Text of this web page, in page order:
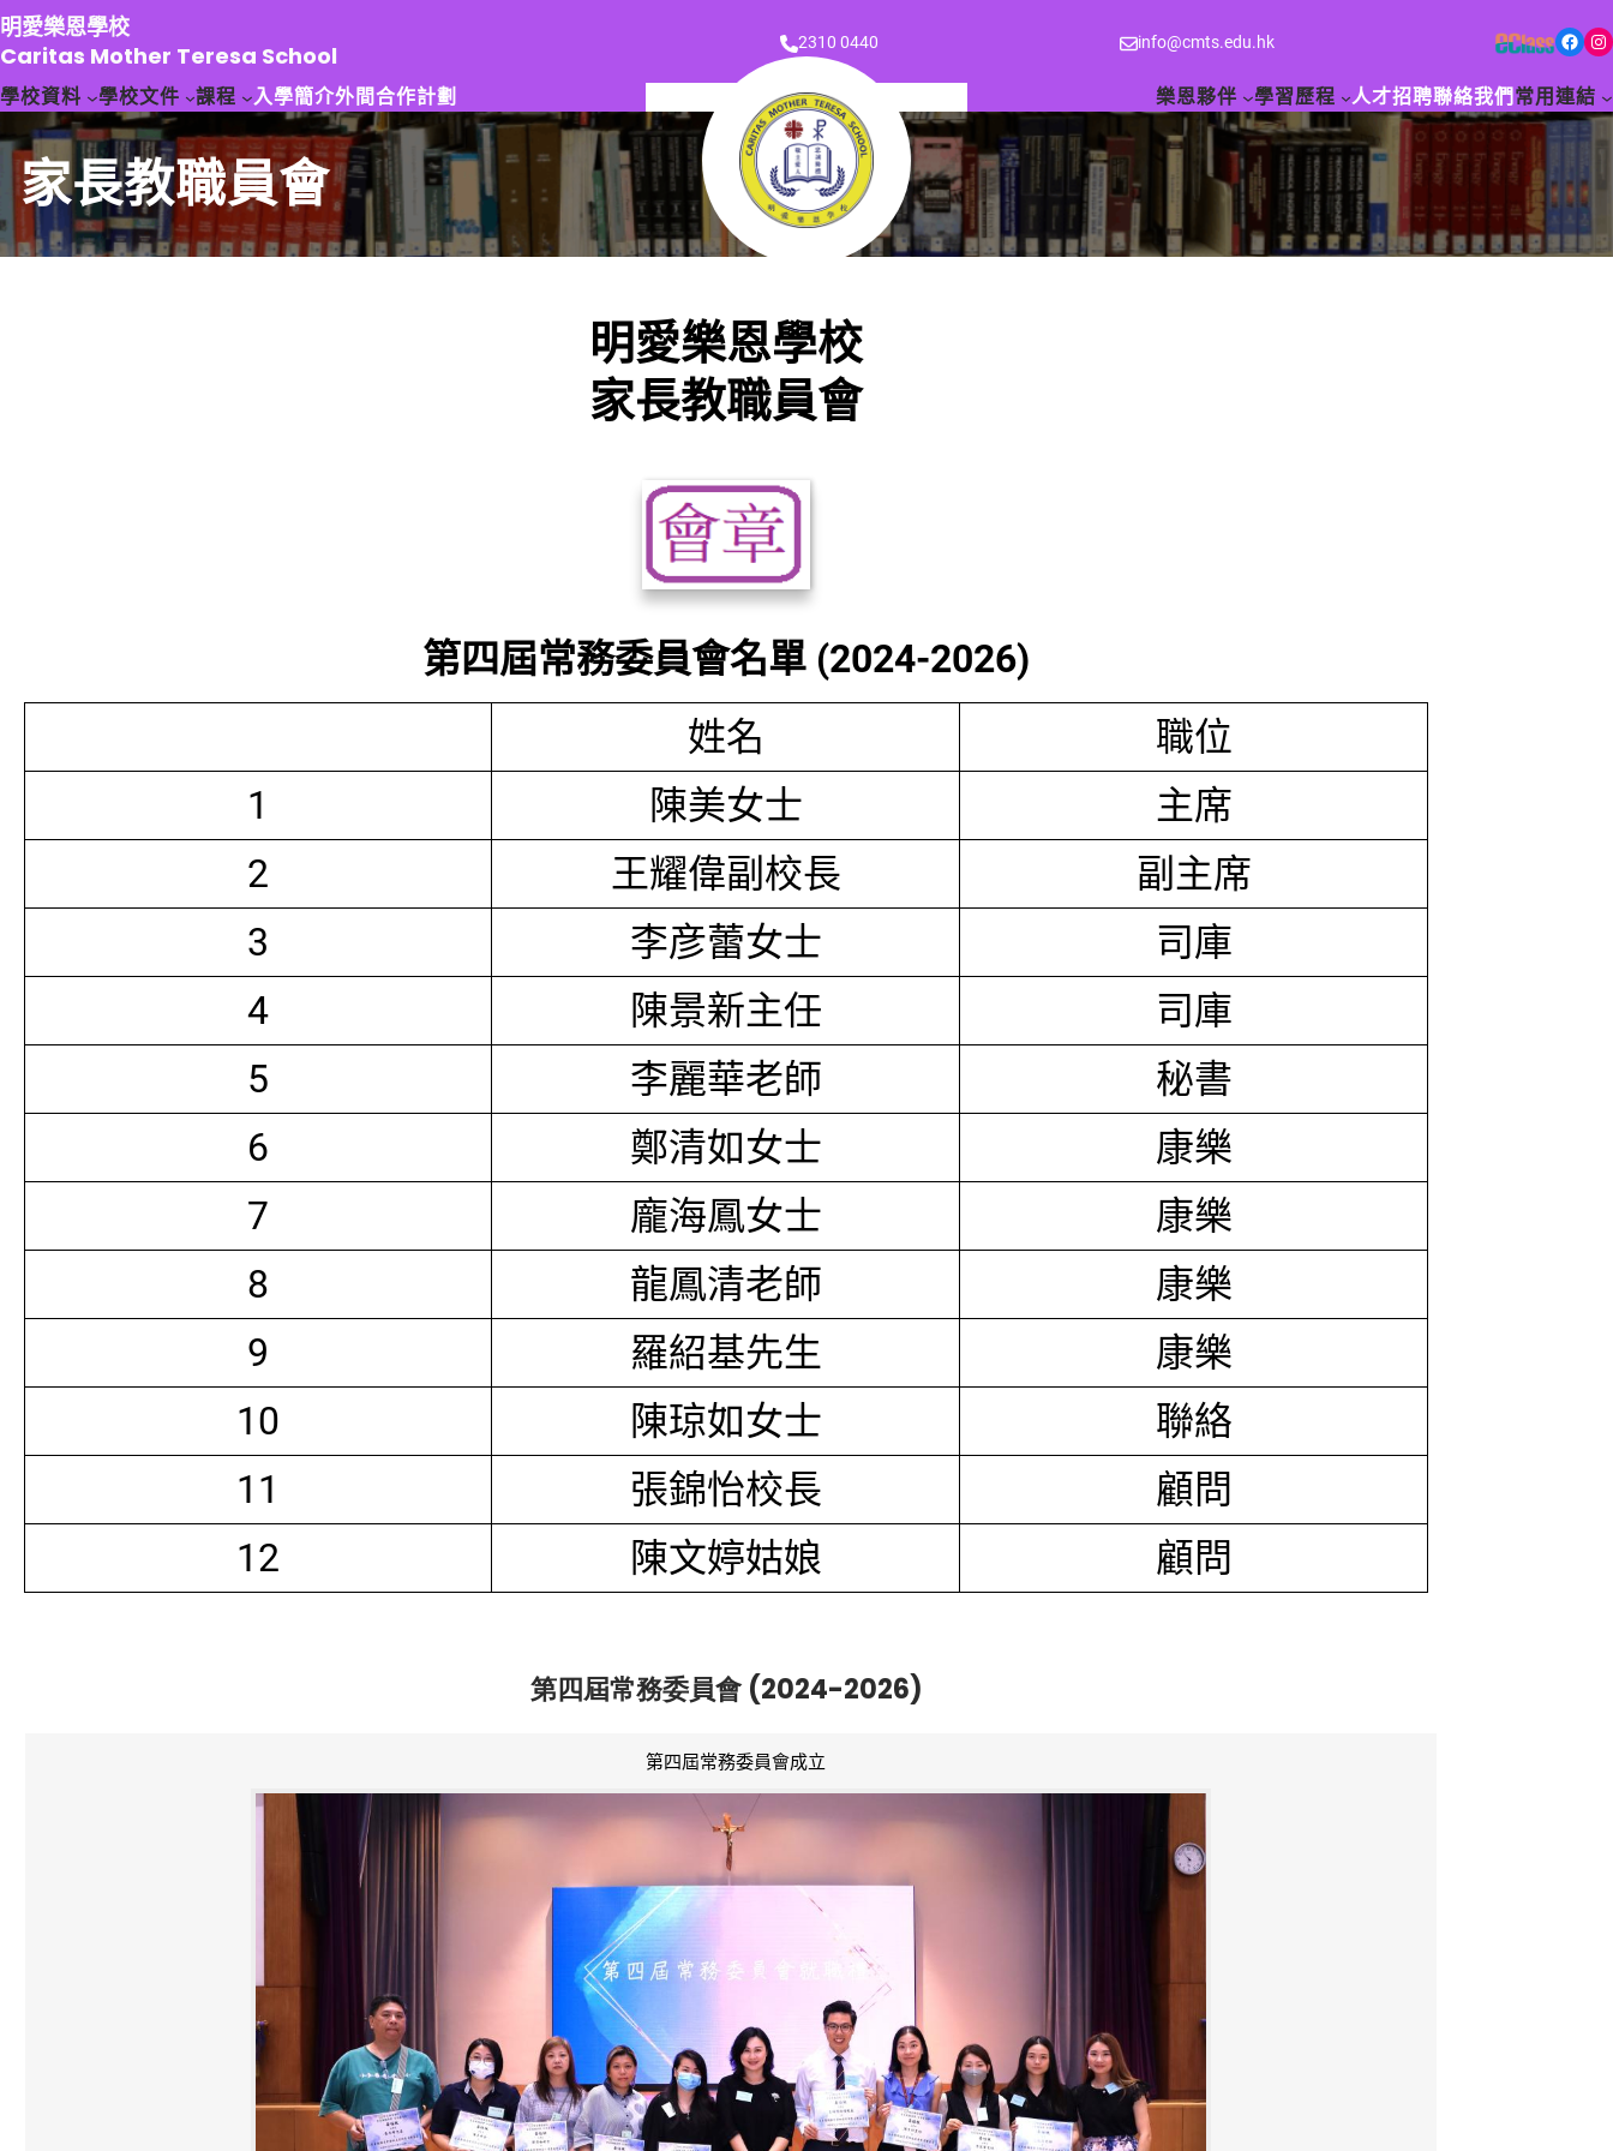
跳
至
主
要
容
明愛樂恩學校
Caritas Mother Teresa School
2310 0440 info@cmts.edu.hk Facebook Instagram
學校資料 學校文件 課程 入學簡介外間合作計劃 樂恩夥伴 學習歷程 人才招聘聯絡我們 常用連結
家長教職員會
明愛樂恩學校
家長教職員會
第四屆常務委員會名單 (2024-2026)
姓名
職位
1
陳美女士
主席
2
王耀偉副校長
副主席
3
李彦蕾女士
司庫
4
陳景新主任
司庫
5
李麗華老師
秘書
6
鄭清如女士
康樂
7
龐海鳳女士
康樂
8
龍鳳清老師
康樂
9
羅紹基先生
康樂
10
陳琼如女士
聯絡
11
張錦怡校長
顧問
12
陳文婷姑娘 顧問
第四屆常務委員會 (2024-2026)
第四屆常務委員會成立